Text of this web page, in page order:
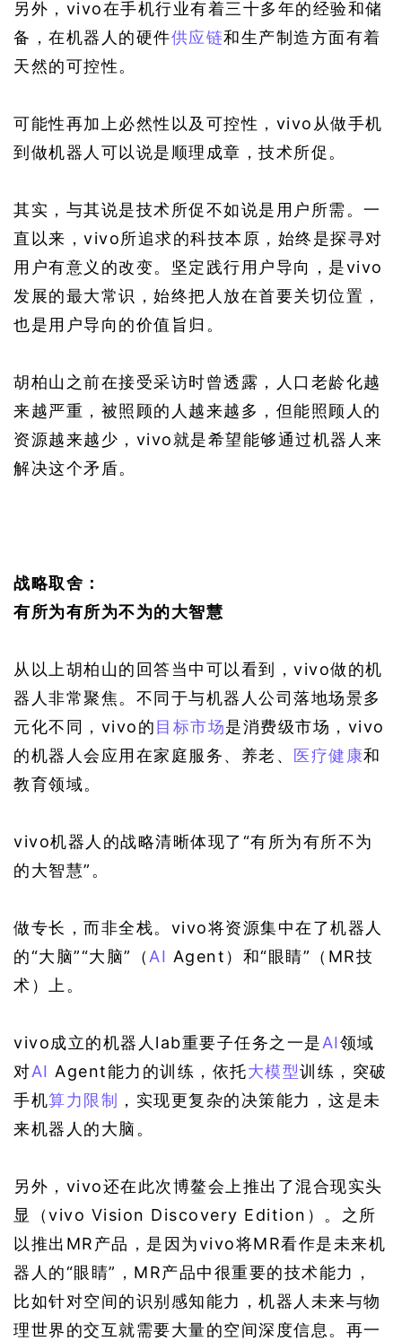
另外，vivo在手机行业有着三十多年的经验和储
备，在机器人的硬件供应链和生产制造方面有着
天然的可控性。
可能性再加上必然性以及可控性，vivo从做手机
到做机器人可以说是顺理成章，技术所促。
其实，与其说是技术所促不如说是用户所需。一
直以来，vivo所追求的科技本原，始终是探寻对
用户有意义的改变。坚定践行用户导向，是vivo
发展的最大常识，始终把人放在首要关切位置，
也是用户导向的价值旨归。
胡柏山之前在接受采访时曾透露，人口老龄化越
来越严重，被照顾的人越来越多，但能照顾人的
资源越来越少，vivo就是希望能够通过机器人来
解决这个矛盾。
战略取舍：
有所为有所为不为的大智慧
从以上胡柏山的回答当中可以看到，vivo做的机
器人非常聚焦。不同于与机器人公司落地场景多
元化不同，vivo的目标市场是消费级市场，vivo
的机器人会应用在家庭服务、养老、 医疗健康和
教育领域。
vivo机器人的战略清晰体现了“有所为有所不为
的大智慧”。
做专长，而非全栈。vivo将资源集中在了机器人
的“大脑”“大脑”
（AI Agent） 和“眼睛” （MR技
术） 上。
vivo成立的机器人lab重要子任务之一是AI领域
对AI Agent能力的训练，依托大模型训练，突破
手机算力 限制
，实现更复杂的决策能力，这是未
来机器人的大脑。
另外，vivo还在此次博鳌会上推出了混合现实头
显
（vivo Vision Discovery Edition） 。之所
以推出MR产品，是因为vivo将MR看作是未来机
器人的“眼睛”，MR产品中很重要的技术能力，
比如针对空间的识别感知能力，机器人未来与物
理世界的交互就需要大量的空间深度信息。再一